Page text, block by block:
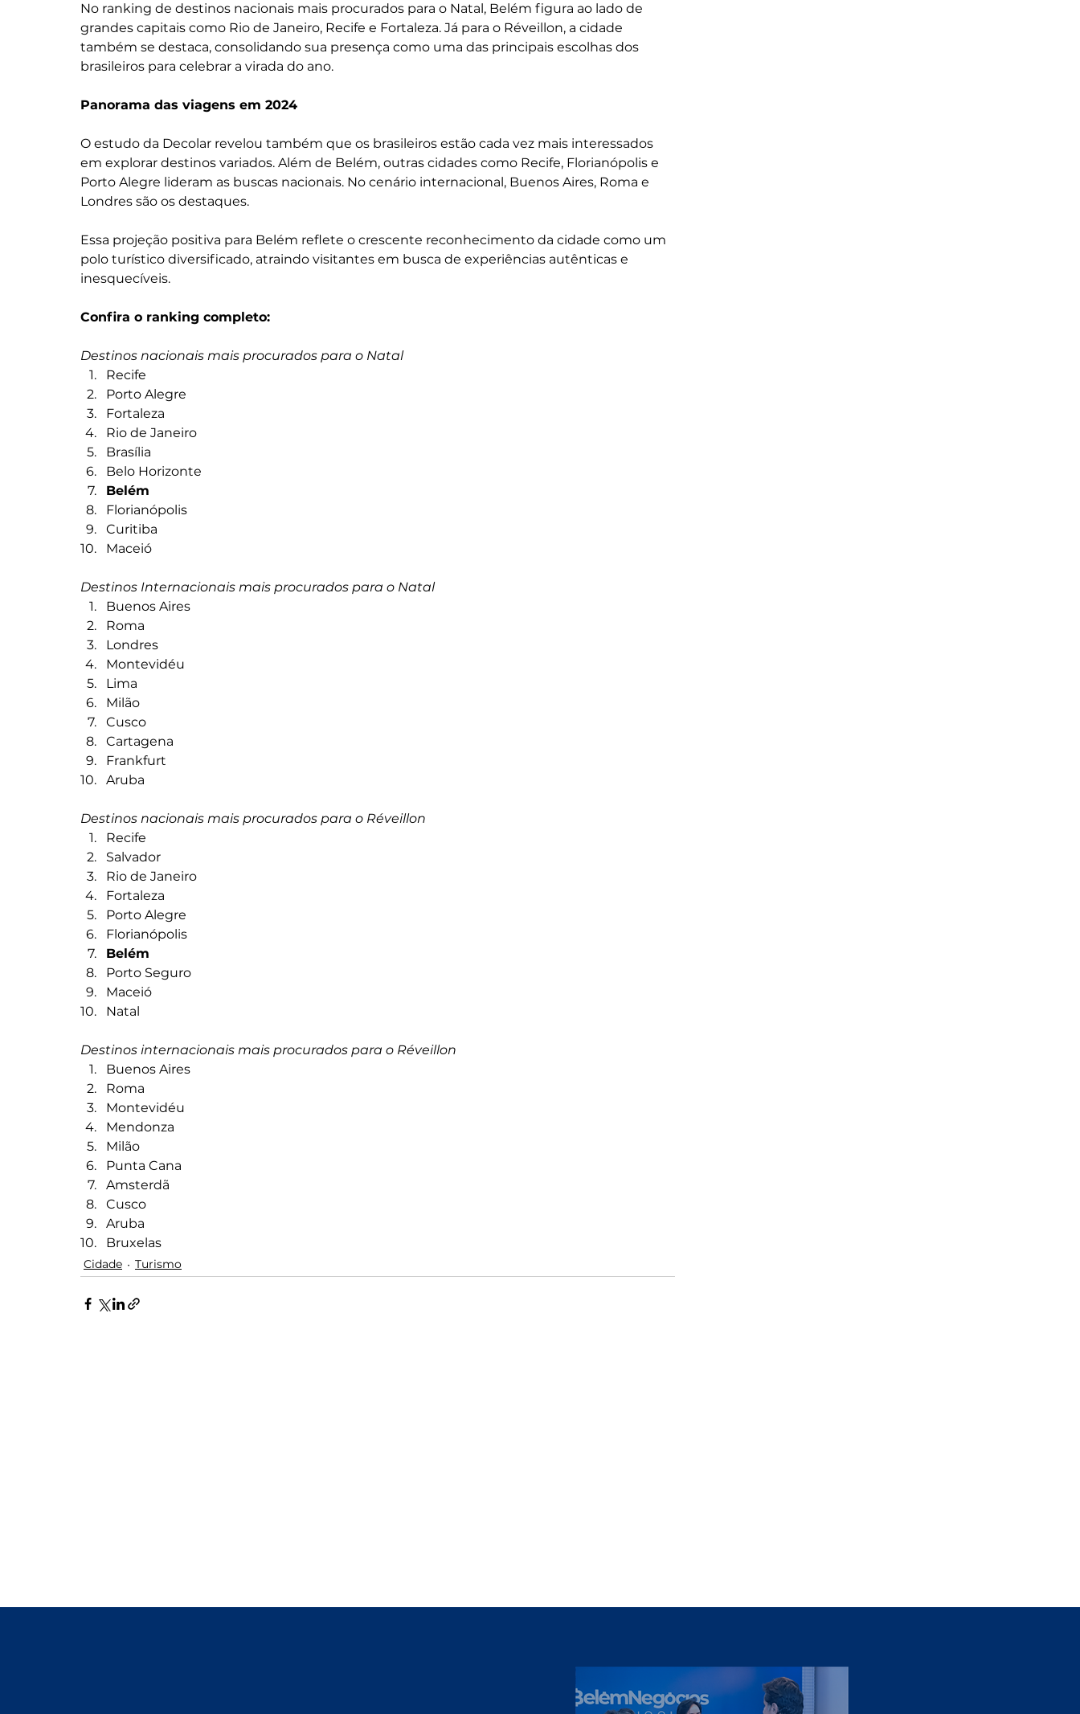
No ranking de destinos nacionais mais procurados para o Natal, Belém figura ao lado de
grandes capitais como Rio de Janeiro, Recife e Fortaleza. Já para o Réveillon, a cidade
também se destaca, consolidando sua presença como uma das principais escolhas dos
brasileiros para celebrar a virada do ano.
Panorama das viagens em 2024
O estudo da Decolar revelou também que os brasileiros estão cada vez mais interessados
em explorar destinos variados. Além de Belém, outras cidades como Recife, Florianópolis e
Porto Alegre lideram as buscas nacionais. No cenário internacional, Buenos Aires, Roma e
Londres são os destaques.
Essa projeção positiva para Belém reflete o crescente reconhecimento da cidade como um
polo turístico diversificado, atraindo visitantes em busca de experiências autênticas e
inesquecíveis.
Confira o ranking completo:
Destinos nacionais mais procurados para o Natal
Recife
Porto Alegre
Fortaleza
Rio de Janeiro
Brasília
Belo Horizonte
Belém
Florianópolis
Curitiba
Maceió
Destinos Internacionais mais procurados para o Natal
Buenos Aires
Roma
Londres
Montevidéu
Lima
Milão
Cusco
Cartagena
Frankfurt
Aruba
Destinos nacionais mais procurados para o Réveillon
Recife
Salvador
Rio de Janeiro
Fortaleza
Porto Alegre
Florianópolis
Belém
Porto Seguro
Maceió
Natal
Destinos internacionais mais procurados para o Réveillon
Buenos Aires
Roma
Montevidéu
Mendonza
Milão
Punta Cana
Amsterdã
Cusco
Aruba
Bruxelas
Cidade Turismo